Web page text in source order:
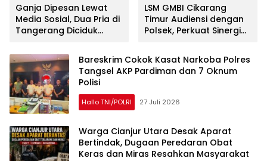
Ganja Dipesan Lewat
Media Sosial, Dua Pria di
Tangerang Diciduk
Metro Bekasi
LSM GMBI Cikarang
Timur Audiensi dengan
Polsek, Perkuat Sinergi
Bareskrim Cokok Kasat Narkoba Polres
Tangsel AKP Pardiman dan 7 Oknum
Polisi
Hallo TNI/POLRI 27 Juli 2026
Warga Cianjur Utara Desak Aparat
Bertindak, Dugaan Peredaran Obat
Keras dan Miras Resahkan Masyarakat